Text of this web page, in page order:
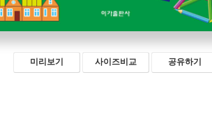
미리보기 사이즈비교 공유하기